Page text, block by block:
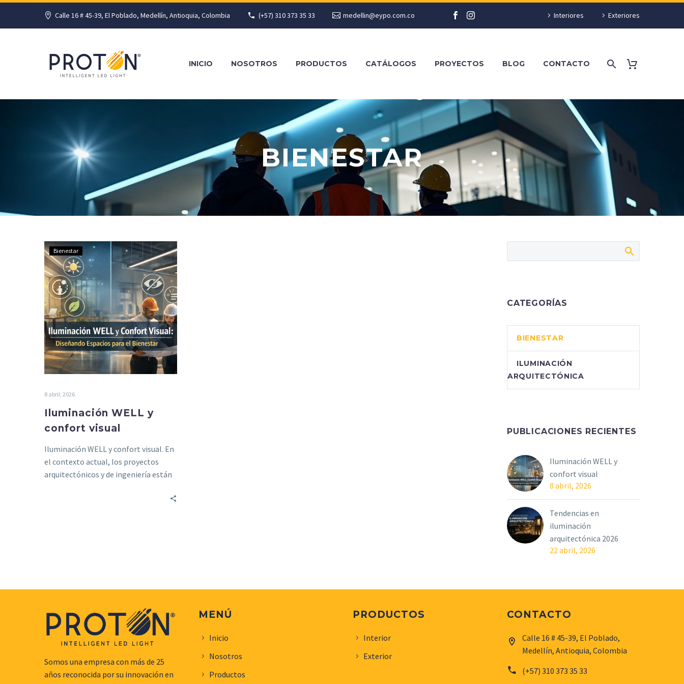
Calle 16 # 45-39, El Poblado, Medellín, Antioquia, Colombia (+57) 310 373 35 33 medellin@eypo.com.co Interiores Exteriores
INICIO NOSOTROS PRODUCTOS CATÁLOGOS PROYECTOS BLOG CONTACTO
BIENESTAR
Iluminación
WELL
confort
visual
Bienestar
8 abril, 2026
Iluminación WELL y
confort visual
Iluminación WELL y confort visual. En
el contexto actual, los proyectos
arquitectónicos y de ingeniería están
CATEGORÍAS
BIENESTAR
ILUMINACIÓN
ARQUITECTÓNICA
PUBLICACIONES RECIENTES
Iluminación WELL y
confort visual
8 abril, 2026
Tendencias en
iluminación
arquitectónica 2026
22 abril, 2026
Somos una empresa con más de 25
años reconocida por su innovación en
MENÚ
Inicio
Nosotros
Productos
PRODUCTOS
Interior
Exterior
CONTACTO


Calle 16 # 45-39, El Poblado,
Medellín, Antioquia, Colombia

 (+57) 310 373 35 33